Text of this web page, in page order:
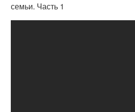
семьи. Часть 1